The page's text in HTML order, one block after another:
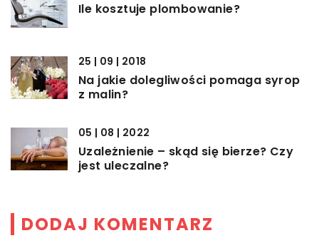
Ile kosztuje plombowanie?
25 | 09 | 2018
Na jakie dolegliwości pomaga syrop
z malin?
05 | 08 | 2022
Uzależnienie – skąd się bierze? Czy
jest uleczalne?
DODAJ KOMENTARZ